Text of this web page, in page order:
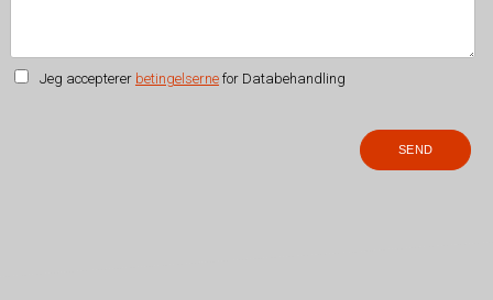
Jeg accepterer betingelsernefor Databehandling